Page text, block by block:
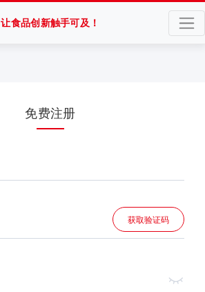
让食品创新触手可及！
免费注册
获取验证码